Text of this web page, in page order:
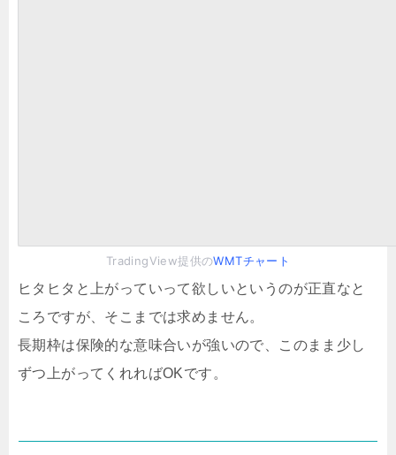
TradingView提供のWMTチャート
ヒタヒタと上がっていって欲しいというのが正直なと
ころですが、そこまでは求めません。
長期枠は保険的な意味合いが強いので、このまま少し
ずつ上がってくれればOKです。